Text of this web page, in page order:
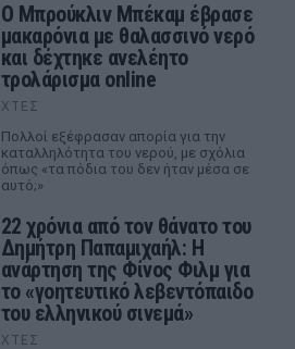
Ο Μπρούκλιν Μπέκαμ έβρασε
μακαρόνια με θαλασσινό νερό
και δέχτηκε ανελέητο
τρολάρισμα online
ΧΤΕΣ
Πολλοί εξέφρασαν απορία για την
καταλληλότητα του νερού, με σχόλια
όπως «τα πόδια του δεν ήταν μέσα σε
αυτό;»
22 χρόνια από τον θάνατο του
Δημήτρη Παπαμιχαήλ: Η
ανάρτηση της Φίνος Φιλμ για
το «γοητευτικό λεβεντόπαιδο
του ελληνικού σινεμά»
ΧΤΕΣ